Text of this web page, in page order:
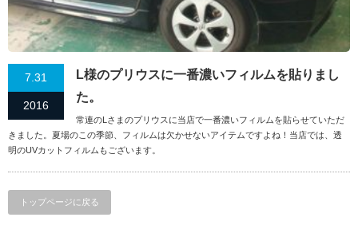
7.31
2016
L様のプリウスに一番濃いフィルムを貼りまし
た。
常連のLさまのプリウスに当店で一番濃いフィルムを貼らせていただ
きました。夏場のこの季節、フィルムは欠かせないアイテムですよね！当店では、透
明のUVカットフィルムもございます。
トップページに戻る